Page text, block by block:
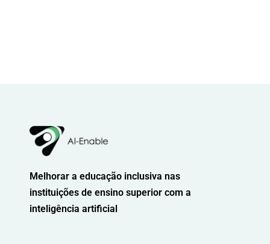
Melhorar a educação inclusiva nas
instituições de ensino superior com a
inteligência artificial